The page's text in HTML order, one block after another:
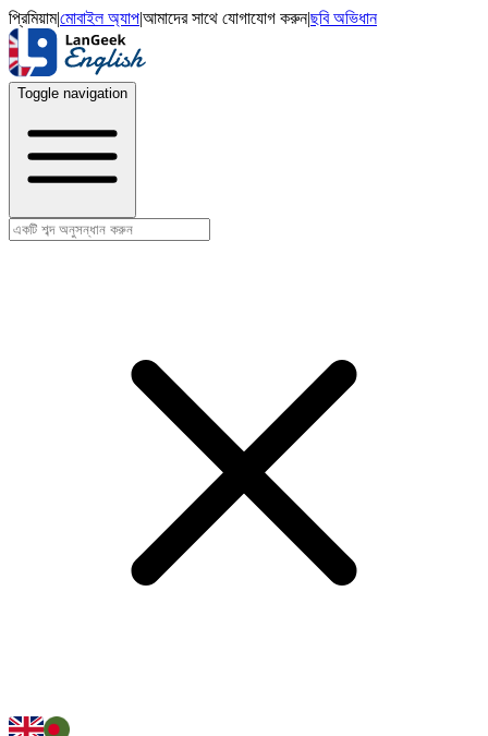
প্রিমিয়াম|মোবাইল অ্যাপ|আমাদের সাথে যোগাযোগ করুন|ছবি অভিধান
Toggle navigation